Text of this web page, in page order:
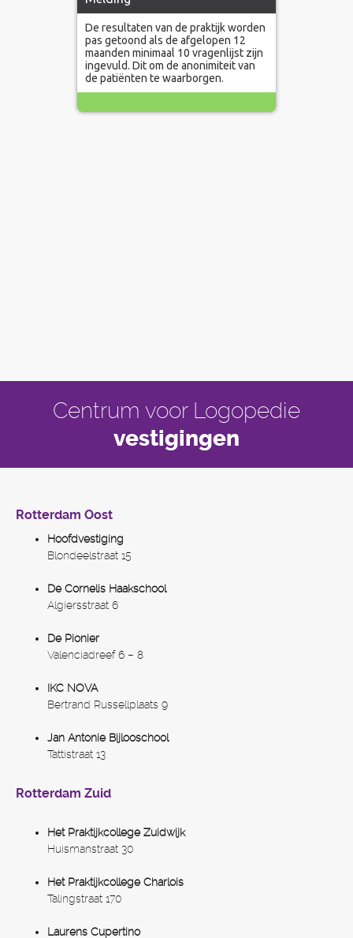
Centrum voor Logopedie
vestigingen
Rotterdam Oost
Hoofdvestiging
Blondeelstraat 15
De Cornelis Haakschool
Algiersstraat 6
De Pionier
Valenciadreef 6 – 8
IKC NOVA
Bertrand Russellplaats 9
Jan Antonie Bijlooschool
Tattistraat 13
Rotterdam Zuid
Het Praktijkcollege Zuidwijk
Huismanstraat 30
Het Praktijkcollege Charlois
Talingstraat 170
Laurens Cupertino